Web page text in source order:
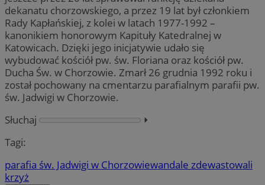
dekanatu chorzowskiego, a przez 19 lat był członkiem
Rady Kapłańskiej, z kolei w latach 1977-1992 –
kanonikiem honorowym Kapituły Katedralnej w
Katowicach. Dzięki jego inicjatywie udało się
wybudować kościół pw. św. Floriana oraz kościół pw.
Ducha Św. w Chorzowie. Zmarł 26 grudnia 1992 roku i
został pochowany na cmentarzu parafialnym parafii pw.
św. Jadwigi w Chorzowie.
Słuchaj
⏵︎
Tagi:
parafia św. Jadwigi w Chorzowiewandale zdewastowali
krzyż